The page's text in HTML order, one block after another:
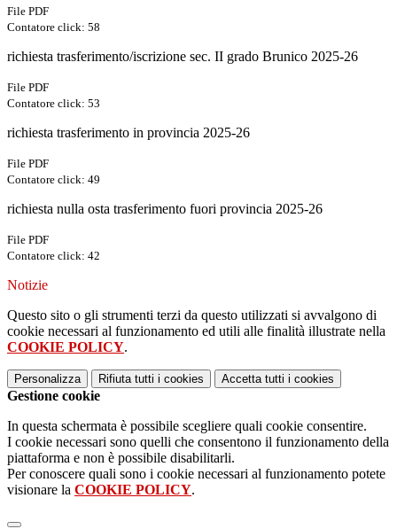
File PDF
Contatore click: 58
richiesta trasferimento/iscrizione sec. II grado Brunico 2025-26
File PDF
Contatore click: 53
richiesta trasferimento in provincia 2025-26
File PDF
Contatore click: 49
richiesta nulla osta trasferimento fuori provincia 2025-26
File PDF
Contatore click: 42
Notizie
Questo sito o gli strumenti terzi da questo utilizzati si avvalgono di
cookie necessari al funzionamento ed utili alle finalità illustrate nella
COOKIE POLICY.
Personalizza Rifiuta tutti i cookies Accetta tutti i cookies
Gestione cookie
In questa schermata è possibile scegliere quali cookie consentire.
I cookie necessari sono quelli che consentono il funzionamento della
piattaforma e non è possibile disabilitarli.
Per conoscere quali sono i cookie necessari al funzionamento potete
visionare la COOKIE POLICY.